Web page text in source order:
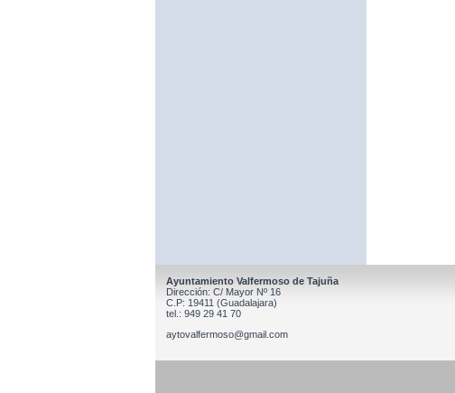
Ayuntamiento Valfermoso de Tajuña
Dirección: C/ Mayor Nº 16
C.P: 19411 (Guadalajara)
tel.: 949 29 41 70
aytovalfermoso@gmail.com